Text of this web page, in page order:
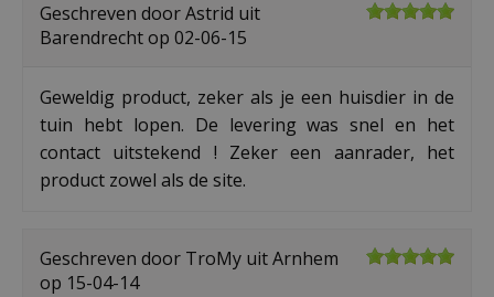
Geschreven doorAstrid uit
Barendrecht op 02-06-15
Geweldig product, zeker als je een huisdier in de
tuin hebt lopen. De levering was snel en het
contact uitstekend ! Zeker een aanrader, het
product zowel als de site.
Geschreven door TroMy uit Arnhem
op 15-04-14